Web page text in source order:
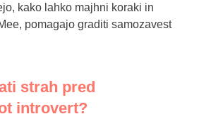
kako lahko majhni koraki in
pomagajo graditi samozavest
strah pred
introvert?